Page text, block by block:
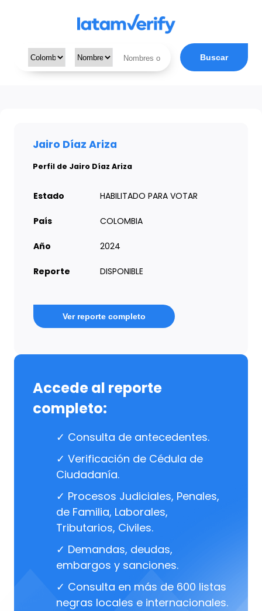
Buscar
Jairo Díaz Ariza
Perfil de Jairo Díaz Ariza
Estado HABILITADO PARA VOTAR
País COLOMBIA
Año 2024
Reporte DISPONIBLE
Ver reporte completo
Accede al reporte
completo:
✓ Consulta de antecedentes.
✓ Verificación de Cédula de
Ciudadanía.
✓ Procesos Judiciales, Penales,
de Familia, Laborales,
Tributarios, Civiles.
✓ Demandas, deudas,
embargos y sanciones.
✓ Consulta en más de 600 listas
negras locales e internacionales.